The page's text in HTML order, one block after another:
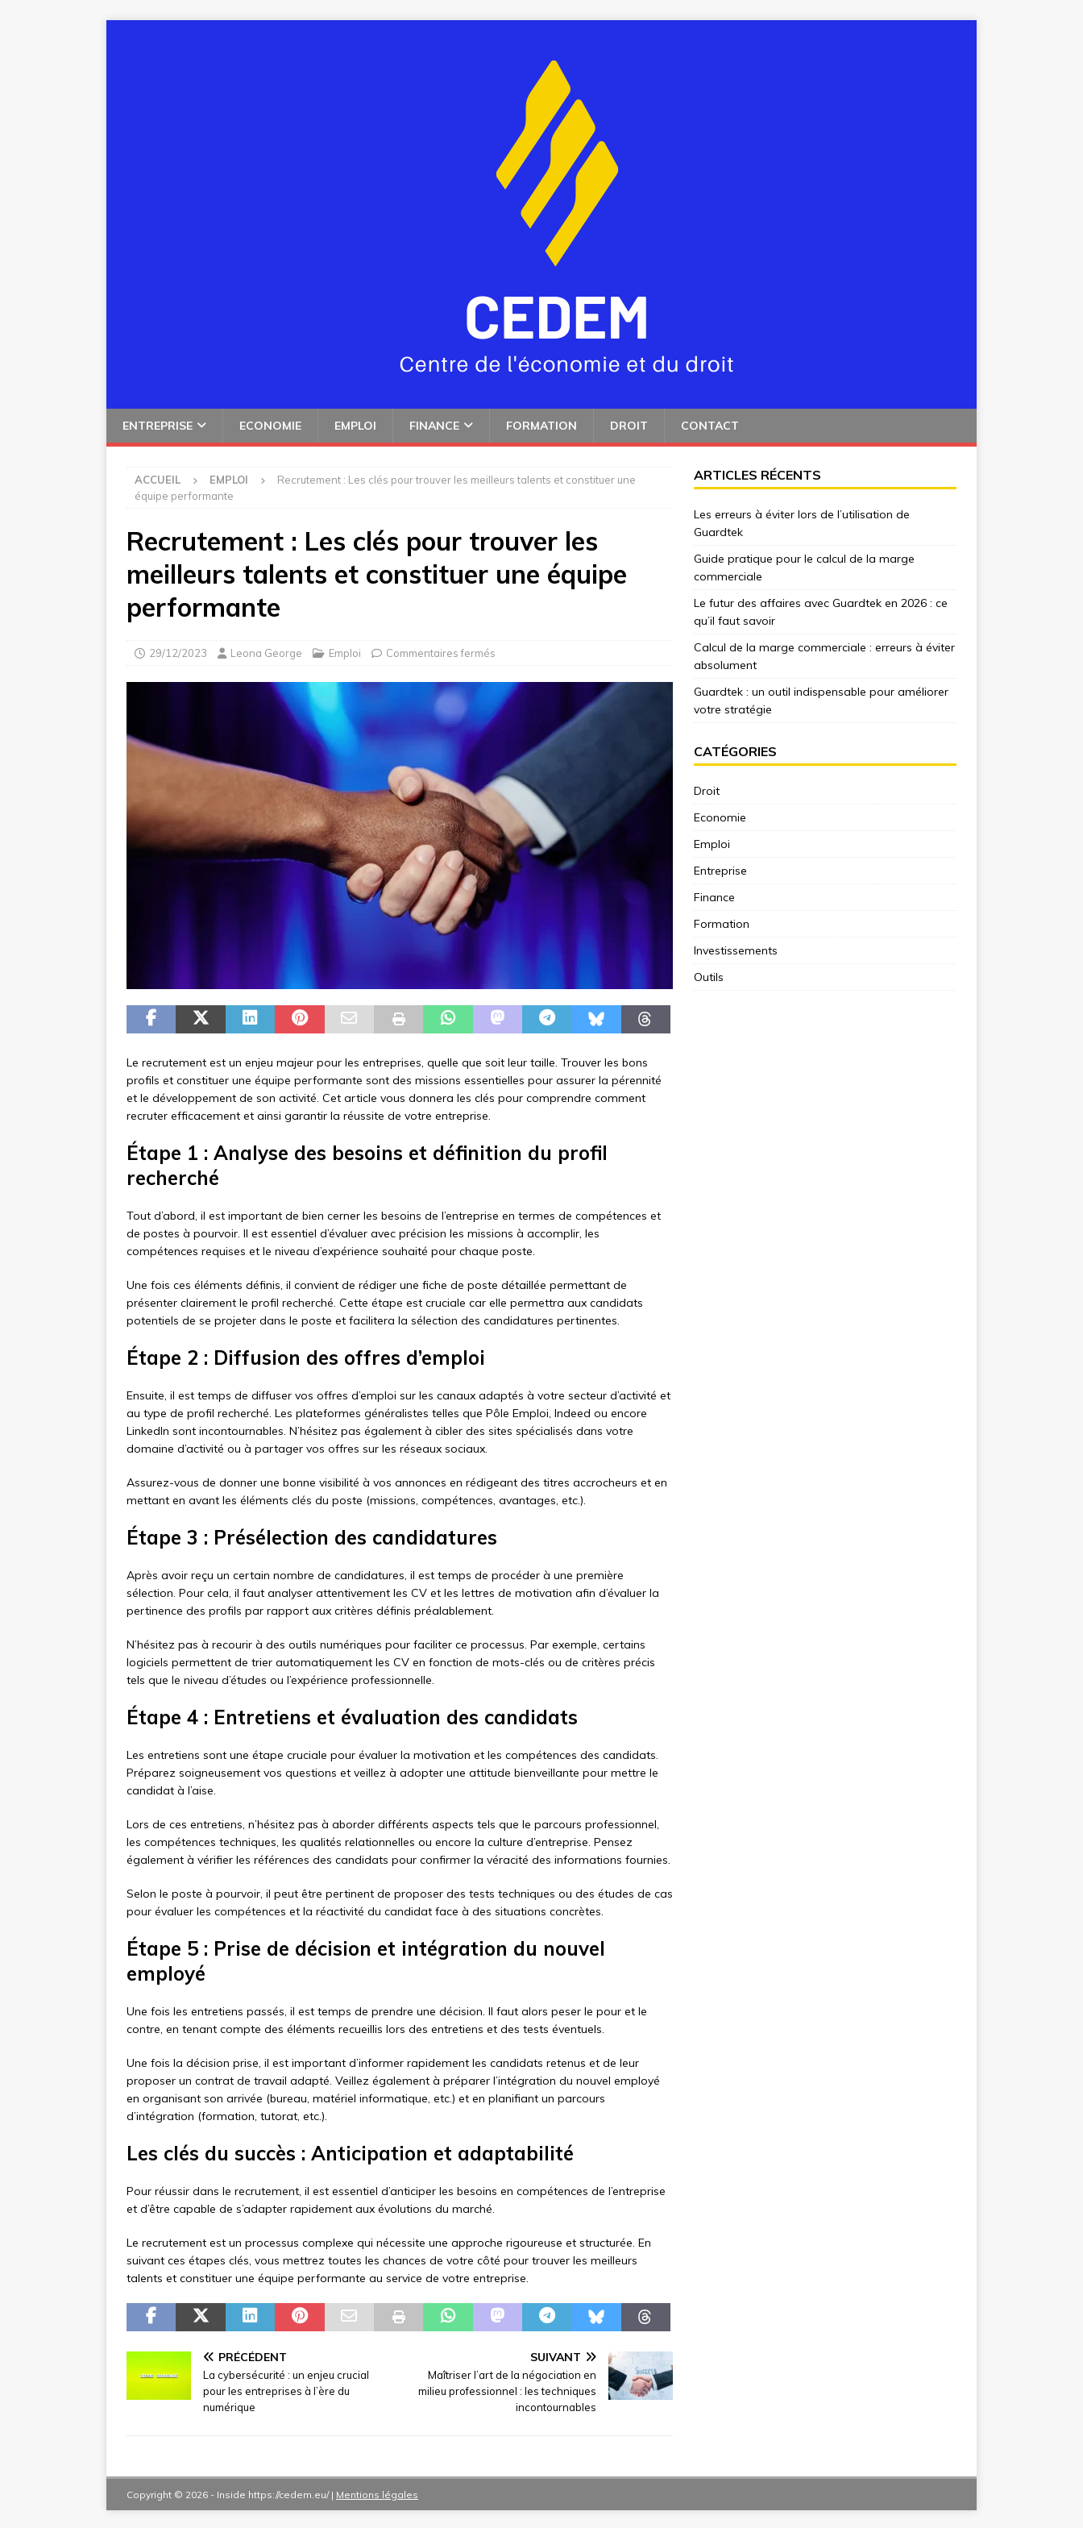
ENTREPRISE ECONOMIE EMPLOI FINANCE FORMATION DROIT CONTACT
ACCUEIL EMPLOI
Recrutement : Les clés pour trouver les meilleurs talents et constituer une
équipe performante
Recrutement : Les clés pour trouver les
meilleurs talents et constituer une équipe
performante
29/12/2023 Leona George Emploi Commentaires fermés
Le recrutement est un enjeu majeur pour les entreprises, quelle que soit leur taille. Trouver les bons
profils et constituer une équipe performante sont des missions essentielles pour assurer la pérennité
et le développement de son activité. Cet article vous donnera les clés pour comprendre comment
recruter efficacement et ainsi garantir la réussite de votre entreprise.
Étape 1 : Analyse des besoins et définition du profil
recherché
Tout d’abord, il est important de bien cerner les besoins de l’entreprise en termes de compétences et
de postes à pourvoir. Il est essentiel d’évaluer avec précision les missions à accomplir, les
compétences requises et le niveau d’expérience souhaité pour chaque poste.
Une fois ces éléments définis, il convient de rédiger une fiche de poste détaillée permettant de
présenter clairement le profil recherché. Cette étape est cruciale car elle permettra aux candidats
potentiels de se projeter dans le poste et facilitera la sélection des candidatures pertinentes.
Étape 2 : Diffusion des offres d’emploi
Ensuite, il est temps de diffuser vos offres d’emploi sur les canaux adaptés à votre secteur d’activité et
au type de profil recherché. Les plateformes généralistes telles que Pôle Emploi, Indeed ou encore
LinkedIn sont incontournables. N’hésitez pas également à cibler des sites spécialisés dans votre
domaine d’activité ou à partager vos offres sur les réseaux sociaux.
Assurez-vous de donner une bonne visibilité à vos annonces en rédigeant des titres accrocheurs et en
mettant en avant les éléments clés du poste (missions, compétences, avantages, etc.).
Étape 3 : Présélection des candidatures
Après avoir reçu un certain nombre de candidatures, il est temps de procéder à une première
sélection. Pour cela, il faut analyser attentivement les CV et les lettres de motivation afin d’évaluer la
pertinence des profils par rapport aux critères définis préalablement.
N’hésitez pas à recourir à des outils numériques pour faciliter ce processus. Par exemple, certains
logiciels permettent de trier automatiquement les CV en fonction de mots-clés ou de critères précis
tels que le niveau d’études ou l’expérience professionnelle.
Étape 4 : Entretiens et évaluation des candidats
Les entretiens sont une étape cruciale pour évaluer la motivation et les compétences des candidats.
Préparez soigneusement vos questions et veillez à adopter une attitude bienveillante pour mettre le
candidat à l’aise.
Lors de ces entretiens, n’hésitez pas à aborder différents aspects tels que le parcours professionnel,
les compétences techniques, les qualités relationnelles ou encore la culture d’entreprise. Pensez
également à vérifier les références des candidats pour confirmer la véracité des informations fournies.
Selon le poste à pourvoir, il peut être pertinent de proposer des tests techniques ou des études de cas
pour évaluer les compétences et la réactivité du candidat face à des situations concrètes.
Étape 5 : Prise de décision et intégration du nouvel
employé
Une fois les entretiens passés, il est temps de prendre une décision. Il faut alors peser le pour et le
contre, en tenant compte des éléments recueillis lors des entretiens et des tests éventuels.
Une fois la décision prise, il est important d’informer rapidement les candidats retenus et de leur
proposer un contrat de travail adapté. Veillez également à préparer l’intégration du nouvel employé
en organisant son arrivée (bureau, matériel informatique, etc.) et en planifiant un parcours
d’intégration (formation, tutorat, etc.).
Les clés du succès : Anticipation et adaptabilité
Pour réussir dans le recrutement, il est essentiel d’anticiper les besoins en compétences de l’entreprise
et d’être capable de s’adapter rapidement aux évolutions du marché.
Le recrutement est un processus complexe qui nécessite une approche rigoureuse et structurée. En
suivant ces étapes clés, vous mettrez toutes les chances de votre côté pour trouver les meilleurs
talents et constituer une équipe performante au service de votre entreprise.
PRÉCÉDENT
La cybersécurité : un enjeu crucial
pour les entreprises à l’ère du
numérique
SUIVANT
Maîtriser l’art de la négociation en
milieu professionnel : les techniques
incontournables
ARTICLES RÉCENTS
Les erreurs à éviter lors de l’utilisation de
Guardtek
Guide pratique pour le calcul de la marge
commerciale
Le futur des affaires avec Guardtek en 2026 : ce
qu’il faut savoir
Calcul de la marge commerciale : erreurs à éviter
absolument
Guardtek : un outil indispensable pour améliorer
votre stratégie
CATÉGORIES
Droit
Economie
Emploi
Entreprise
Finance
Formation
Investissements
Outils
Copyright © 2026 - Inside https://cedem.eu/ | Mentions légales